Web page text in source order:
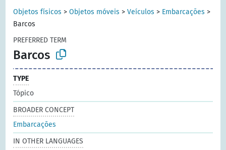
Objetos físicos >Objetos móveis >Veículos > Embarcações >
Barcos
PREFERRED TERM
Barcos
TYPE
Tópico
BROADER CONCEPT
Embarcações
IN OTHER LANGUAGES